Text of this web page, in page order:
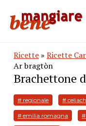
Ricette » Ricette
Ar bragtòn
Brachettone
# regionale #
# emilia romagna